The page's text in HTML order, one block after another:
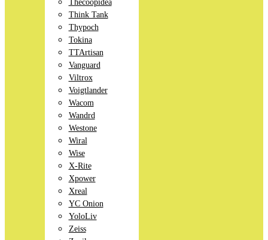
Thecoopidea
Think Tank
Thypoch
Tokina
TTArtisan
Vanguard
Viltrox
Voigtlander
Wacom
Wandrd
Westone
Wiral
Wise
X-Rite
Xpower
Xreal
YC Onion
YoloLiv
Zeiss